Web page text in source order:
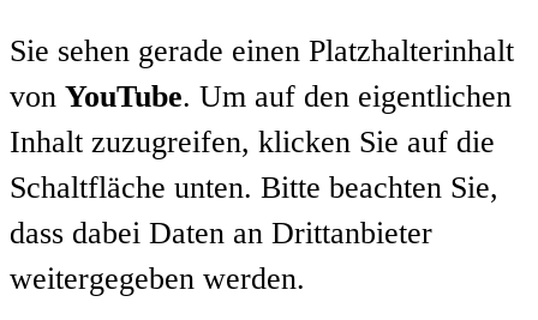
Sie sehen gerade einen Platzhalterinhalt
von YouTube. Um auf den eigentlichen
Inhalt zuzugreifen, klicken Sie auf die
Schaltfläche unten. Bitte beachten Sie,
dass dabei Daten an Drittanbieter
weitergegeben werden.